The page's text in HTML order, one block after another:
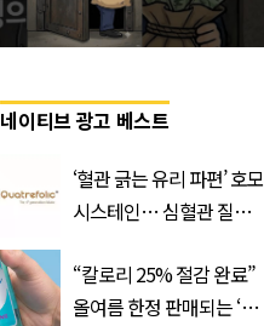
네이티브 광고 베스트
‘혈관 긁는 유리 파편’ 호모
시스테인… 심혈관 질환
“칼로리 25% 절감 완료”
올여름 한정 판매되는 ‘최